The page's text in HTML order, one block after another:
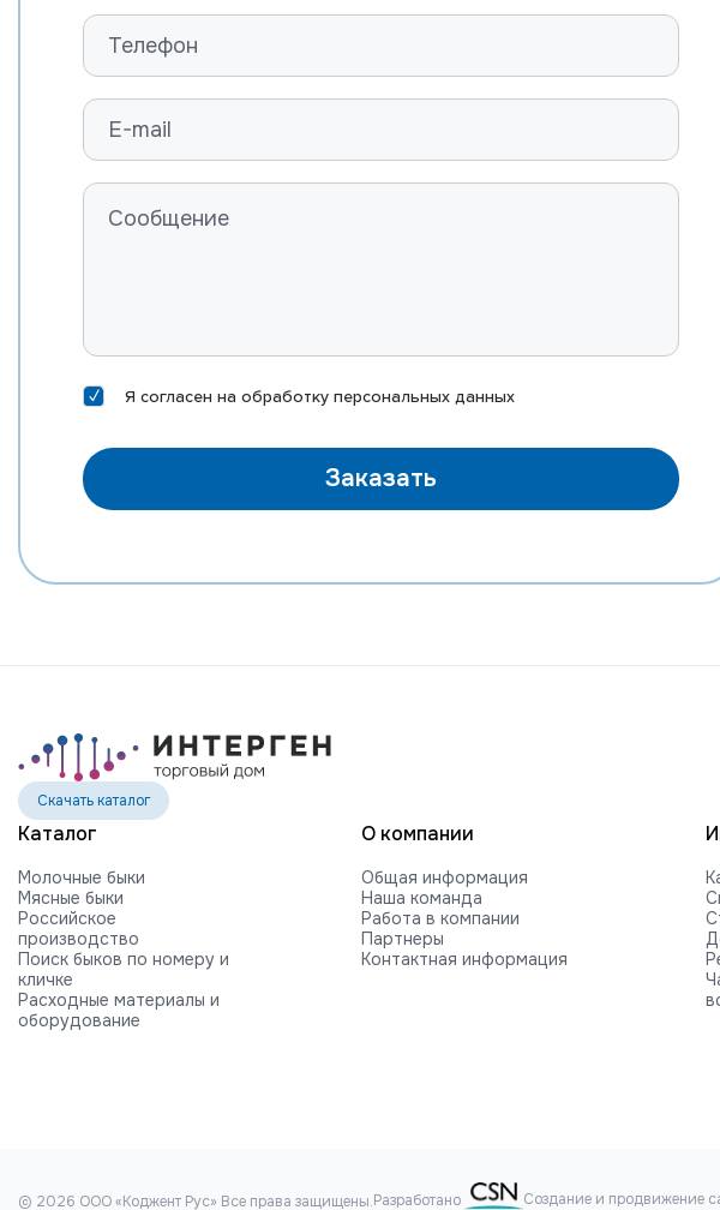
Я согласен на обработку персональных данных
Заказать
Скачать каталог
Каталог
Молочные быки
Мясные быки
Российское
производство
Поиск быков по номеру и
кличке
Расходные материалы и
оборудование
О компании
Общая информация
Наша команда
Работа в компании
Партнеры
Контактная информация
© 2026 ООО «Коджент Рус» Все права защищены.Разработано Создание и продвижение